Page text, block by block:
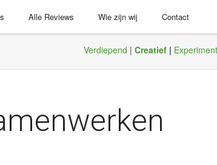
Alle Reviews Wie zijn wij Contact
Verdiepend | Creatief|